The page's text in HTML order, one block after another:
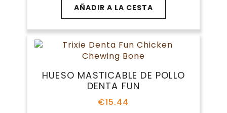
AÑADIR A LA CESTA
HUESO MASTICABLE DE POLLO
DENTA FUN
€15.44